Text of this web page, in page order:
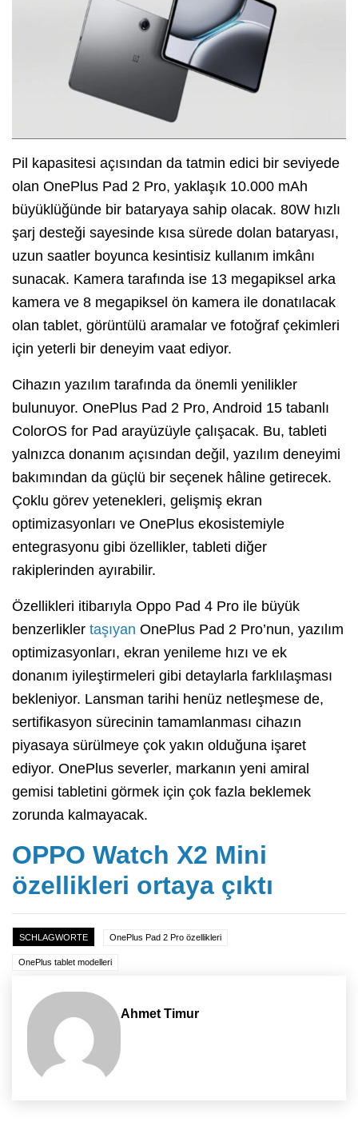
Pil kapasitesi açısından da tatmin edici bir seviyede
olan OnePlus Pad 2 Pro, yaklaşık 10.000 mAh
büyüklüğünde bir bataryaya sahip olacak. 80W hızlı
şarj desteği sayesinde kısa sürede dolan bataryası,
uzun saatler boyunca kesintisiz kullanım imkânı
sunacak. Kamera tarafında ise 13 megapiksel arka
kamera ve 8 megapiksel ön kamera ile donatılacak
olan tablet, görüntülü aramalar ve fotoğraf çekimleri
için yeterli bir deneyim vaat ediyor.
Cihazın yazılım tarafında da önemli yenilikler
bulunuyor. OnePlus Pad 2 Pro, Android 15 tabanlı
ColorOS for Pad arayüzüyle çalışacak. Bu, tableti
yalnızca donanım açısından değil, yazılım deneyimi
bakımından da güçlü bir seçenek hâline getirecek.
Çoklu görev yetenekleri, gelişmiş ekran
optimizasyonları ve OnePlus ekosistemiyle
entegrasyonu gibi özellikler, tableti diğer
rakiplerinden ayırabilir.
Özellikleri itibarıyla Oppo Pad 4 Pro ile büyük
benzerlikler taşıyan OnePlus Pad 2 Pro’nun, yazılım
optimizasyonları, ekran yenileme hızı ve ek
donanım iyileştirmeleri gibi detaylarla farklılaşması
bekleniyor. Lansman tarihi henüz netleşmese de,
sertifikasyon sürecinin tamamlanması cihazın
piyasaya sürülmeye çok yakın olduğuna işaret
ediyor. OnePlus severler, markanın yeni amiral
gemisi tabletini görmek için çok fazla beklemek
zorunda kalmayacak.
OPPO Watch X2 Mini
özellikleri ortaya çıktı
SCHLAGWORTE OnePlus Pad 2 Pro özellikleri
OnePlus tablet modelleri
Ahmet Timur